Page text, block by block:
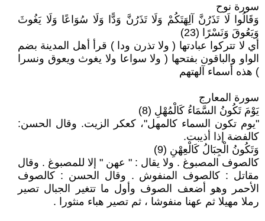
سورة نوح
وَقَالُوا لَا تَذَرُنَّ آلِهَتَكُمْ وَلَا تَذَرُنَّ وَدًّا وَلَا سُوَاعًا وَلَا يَغُوثَ
وَيَعُوقَ وَنَسْرًا (23)
أي لا تتركوا عبادتها ( ولا تذرن ودا ) قرأ أهل المدينة بضم
الواو والباقون بفتحها ( ولا سواعا ولا يغوث ويعوق ونسرا
) هذه أسماء آلهتهم
سورة المعارج
يَوْمَ تَكُونُ السَّمَاءُ كَالْمُهْلِ (8)
"يوم تكون السماء كالمهل"، كعكر الزيت. وقال الحسن:
كالفضة إذا أذيبت.
وَتَكُونُ الْجِبَالُ كَالْعِهْنِ (9)
كالصوف المصبوغ . ولا يقال : " عهن " إلا للمصبوغ . وقال
مقاتل : كالصوف المنفوش . وقال الحسن : كالصوف
الأحمر وهو أضعف الصوف وأول ما تتغير الجبال تصير
رملا مهيلا ثم عهنا منفوشا ، ثم تصير هباء منثورا .